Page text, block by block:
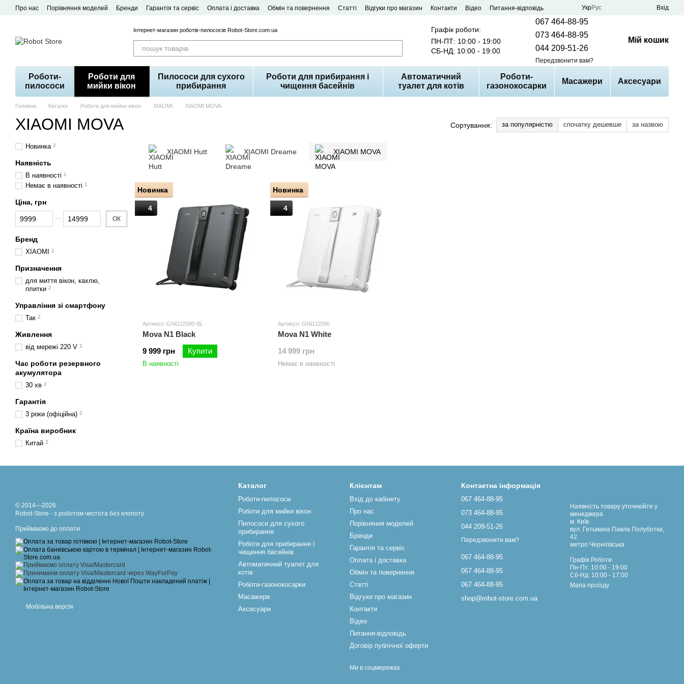
Перейти до основного контенту
Про нас Порівняння моделей Бренди Гарантія та сервіс Оплата і доставка Обмін та повернення Статті Відгуки про магазин Контакти Відео
Питання-відповідь
УкрРус Вхід
Інтернет-магазин роботів-пилососів Robot-Store.com.ua
Графік роботи:
ПН-ПТ: 10:00 - 19:00
СБ-НД: 10:00 - 19:00
067 464-88-95
073 464-88-95
044 209-51-26
Передзвонити вам?
Мій кошик
Роботи-
пилососи
Роботи для
мийки вікон
Пилососи для сухого
прибирання
Роботи для прибирання і
чищення басейнів
Автоматичний
туалет для котів
Роботи-
газонокосарки
Масажери Аксесуари
Головна Каталог Роботи для мийки вікон XIAOMI XIAOMI MOVA
XIAOMI MOVA Сортування: за популярністю спочатку дешевше за назвою
XIAOMI Hutt XIAOMI Dreame XIAOMI MOVA
Новинка
4
Артикул: GNDJ2580-BL
Mova N1 Black
9 999 грн
Купити
В наявності
Новинка
4
Артикул: GNDJ2580
Mova N1 White
14 999 грн
Немає в наявності
Новинка 2
Наявність
В наявності 1
Немає в наявності 1
Ціна, грн
Від Ціна, грн
До Ціна, грн ОК
Бренд
XIAOMI 2
Призначення
для миття вікон, кахлю,
плитки 2
Управління зі смартфону
Так 2
Живлення
від мережі 220 V 2
Час роботи резервного
акумулятора
30 хв 2
Гарантія
3 роки (офіційна) 2
Країна виробник
Китай 2
© 2014—2026
Robot-Store - з роботом чистота без клопоту
Приймаємо до оплати
Мобільна версія
Каталог
Роботи-пилососи
Роботи для мийки вікон
Пилососи для сухого
прибирання
Роботи для прибирання і
чищення басейнів
Автоматичний туалет для
котів
Роботи-газонокосарки
Масажери
Аксесуари
Клієнтам
Вхід до кабінету
Про нас
Порівняння моделей
Бренди
Гарантія та сервіс
Оплата і доставка
Обмін та повернення
Статті
Відгуки про магазин
Контакти
Відео
Питання-відповідь
Договір публічної оферти
Ми в соцмережах
Контактна інформація
067 464-88-95
073 464-88-95
044 209-51-26
Передзвонити вам?
067 464-88-95
067 464-88-95
067 464-88-95
shop@robot-store.com.ua
Наявність товару уточнюйте у
менеджера
м. Київ
вул. Гетьмана Павла Полуботка,
42
метро Чернігівська
Графік Роботи:
Пн-Пт: 10:00 - 19:00
Сб-Нд: 10:00 - 17:00
Мапа проїзду